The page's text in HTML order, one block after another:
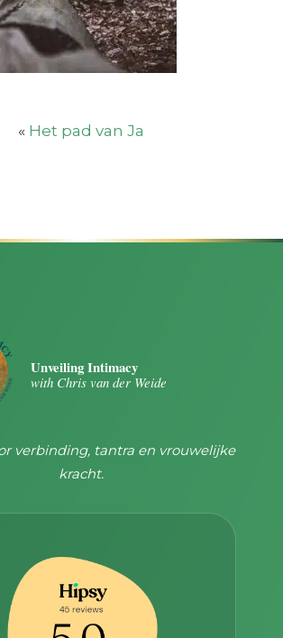
« Het pad van Ja
Unveiling Intimacy
with Chris van der Weide
verbinding, tantra en vrouwelijke
kracht.